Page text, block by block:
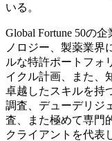
いる。
Global Fortune 50の
ノロジー、製薬業界
ルな特許ポートフォ
イクル計画、また、
卓越したスキルを持
調査、デューデリジ
査、また極めて専門
クライアントを代表